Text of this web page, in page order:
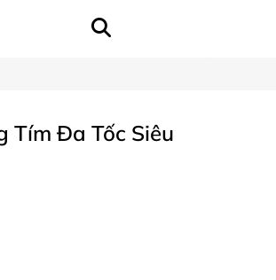
Tím Đa Tốc Siêu